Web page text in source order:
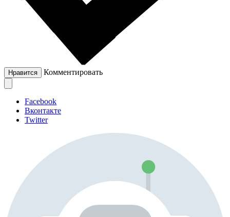
Нравится Комментировать
Facebook
Вконтакте
Twitter